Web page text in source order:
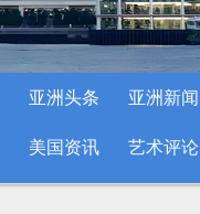
亚洲头条 亚洲新闻
美国资讯 艺术评论